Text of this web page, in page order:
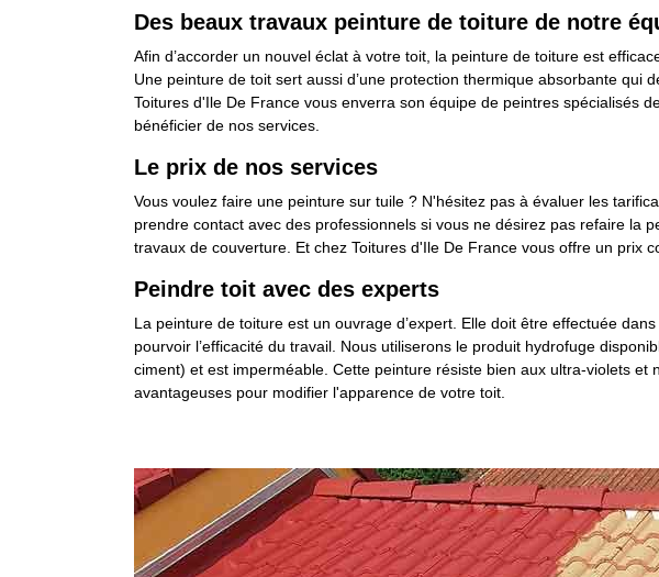
Des beaux travaux peinture de toiture de notre
Afin d’accorder un nouvel éclat à votre toit, la peinture de toiture est
Une peinture de toit sert aussi d’une protection thermique absorbante qui
Toitures d'Ile De France vous enverra son équipe de peintres spécialisés
bénéficier de nos services.
Le prix de nos services
Vous voulez faire une peinture sur tuile ? N'hésitez pas à évaluer les
prendre contact avec des professionnels si vous ne désirez pas refaire la
travaux de couverture. Et chez Toitures d'Ile De France vous offre un prix
Peindre toit avec des experts
La peinture de toiture est un ouvrage d’expert. Elle doit être effectuée
pourvoir l’efficacité du travail. Nous utiliserons le produit hydrofuge
ciment) et est imperméable. Cette peinture résiste bien aux ultra-violets
avantageuses pour modifier l'apparence de votre toit.